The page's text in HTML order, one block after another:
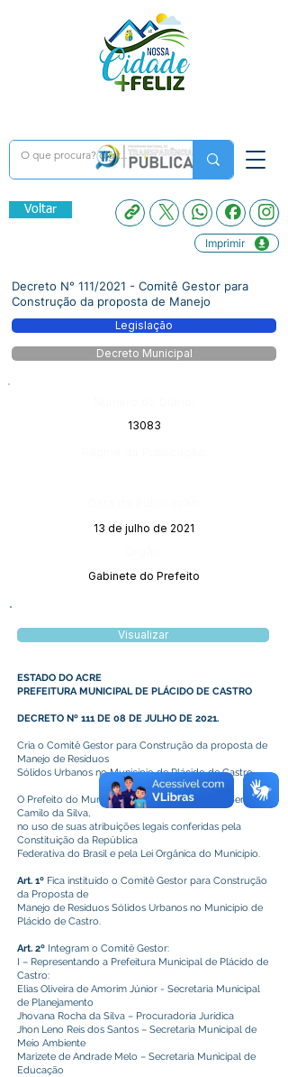
Voltar
Imprimir
Decreto N° 111/2021 - Comitê Gestor para
Construção da proposta de Manejo
Legislação
Decreto Municipal
13083
13 de julho de 2021
Gabinete do Prefeito
Visualizar
ESTADO DO ACRE
PREFEITURA MUNICIPAL DE PLÁCIDO DE CASTRO
DECRETO Nº 111 DE 08 DE JULHO DE 2021.
Cria o Comitê Gestor para Construção da proposta de
Manejo de Resíduos
Sólidos Urbanos no Município de Plácido de Castro.
O Prefeito do Município de Plácido de Castro, Senhor
Camilo da Silva,
no uso de suas atribuições legais conferidas pela
Constituição da República
Federativa do Brasil e pela Lei Orgânica do Município.
Art. 1º Fica instituído o Comitê Gestor para Construção
da Proposta de
Manejo de Resíduos Sólidos Urbanos no Município de
Plácido de Castro.
Art. 2º Integram o Comitê Gestor:
I – Representando a Prefeitura Municipal de Plácido de
Castro:
Elias Oliveira de Amorim Júnior - Secretaria Municipal
de Planejamento
Jhovana Rocha da Silva – Procuradoria Jurídica
Jhon Leno Reis dos Santos – Secretaria Municipal de
Meio Ambiente
Marizete de Andrade Melo – Secretaria Municipal de
Educação